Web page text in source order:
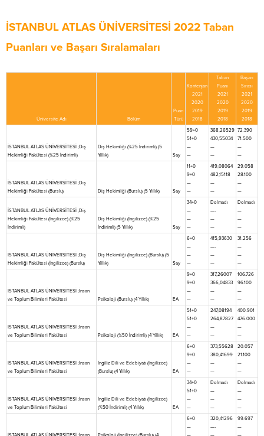
İSTANBUL ATLAS ÜNİVERSİTESİ 2022 Taban
Puanları ve Başarı Sıralamaları
Üniversite Adı Bölüm
Puan
Türü
Kontenjan
2021
2020
2019
2018
Taban
Puanı
2021
2020
2019
2018
Başarı
Sırası
2021
2020
2019
2018
İSTANBUL ATLAS ÜNİVERSİTESİ ;Diş
Hekimliği Fakültesi (%25 İndirimli)
Diş Hekimliği (%25 İndirimli) (5
Yıllık)
Say
59+0
51+0
—
—
368,26529
430,55034
—
—
72.390
71.500
—
—
İSTANBUL ATLAS ÜNİVERSİTESİ ;Diş
Hekimliği Fakültesi (Burslu)
Diş Hekimliği (Burslu) (5 Yıllık) Say
11+0
9+0
—
—
419,08064
482,15118
—
—
29.058
28.100
—
—
İSTANBUL ATLAS ÜNİVERSİTESİ ;Diş
Hekimliği Fakültesi (İngilizce) (%25
İndirimli)
Diş Hekimliği (İngilizce) (%25
İndirimli) (5 Yıllık)
Say
34+0
—
—
—
Dolmadı
—-
—
—
Dolmadı
—
—
—
İSTANBUL ATLAS ÜNİVERSİTESİ ;Diş
Hekimliği Fakültesi (İngilizce) (Burslu)
Diş Hekimliği (İngilizce) (Burslu) (5
Yıllık)
Say
6+0
—
—
—
415,93630
—-
—
—
31.256
—
—
—
İSTANBUL ATLAS ÜNİVERSİTESİ ;İnsan
ve Toplum Bilimleri Fakültesi
Psikoloji (Burslu) (4 Yıllık) EA
9+0
9+0
—
—
317,26007
366,04833
—
—
106.726
96.100
—
—
İSTANBUL ATLAS ÜNİVERSİTESİ ;İnsan
ve Toplum Bilimleri Fakültesi
Psikoloji (%50 İndirimli) (4 Yıllık) EA
51+0
51+0
—
—
247,08194
264,87827
—
—
400.901
476.000
—
—
İSTANBUL ATLAS ÜNİVERSİTESİ ;İnsan
ve Toplum Bilimleri Fakültesi
İngiliz Dili ve Edebiyatı (İngilizce)
(Burslu) (4 Yıllık)
EA
6+0
9+0
—
—
373,55628
380,41699
—
—
20.057
21.100
—
—
İSTANBUL ATLAS ÜNİVERSİTESİ ;İnsan
ve Toplum Bilimleri Fakültesi
İngiliz Dili ve Edebiyatı (İngilizce)
(%50 İndirimli) (4 Yıllık)
EA
34+0
51+0
—
—
Dolmadı
—
—
—
Dolmadı
—
—
—
6+0
—
320,41296
—-
99.697
—